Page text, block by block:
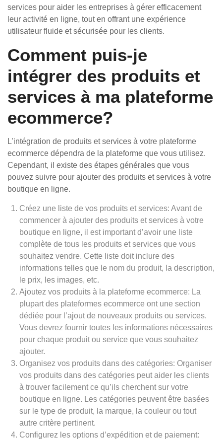
services pour aider les entreprises à gérer efficacement
leur activité en ligne, tout en offrant une expérience
utilisateur fluide et sécurisée pour les clients.
Comment puis-je
intégrer des produits et
services à ma plateforme
ecommerce?
L’intégration de produits et services à votre plateforme
ecommerce dépendra de la plateforme que vous utilisez.
Cependant, il existe des étapes générales que vous
pouvez suivre pour ajouter des produits et services à votre
boutique en ligne.
Créez une liste de vos produits et services: Avant de
commencer à ajouter des produits et services à votre
boutique en ligne, il est important d’avoir une liste
complète de tous les produits et services que vous
souhaitez vendre. Cette liste doit inclure des
informations telles que le nom du produit, la description,
le prix, les images, etc.
Ajoutez vos produits à la plateforme ecommerce: La
plupart des plateformes ecommerce ont une section
dédiée pour l’ajout de nouveaux produits ou services.
Vous devrez fournir toutes les informations nécessaires
pour chaque produit ou service que vous souhaitez
ajouter.
Organisez vos produits dans des catégories: Organiser
vos produits dans des catégories peut aider les clients
à trouver facilement ce qu’ils cherchent sur votre
boutique en ligne. Les catégories peuvent être basées
sur le type de produit, la marque, la couleur ou tout
autre critère pertinent.
Configurez les options d’expédition et de paiement: